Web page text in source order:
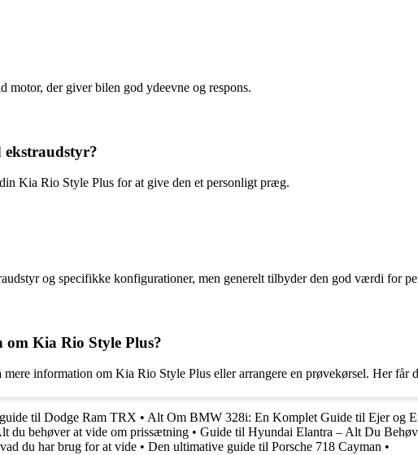
der giver bilen god ydeevne og respons.
ekstraudstyr?
Kia Rio Style Plus for at give den et personligt præg.
og specifikke konfigurationer, men generelt tilbyder den god værdi for
Kia Rio Style Plus?
information om Kia Rio Style Plus eller arrangere en prøvekørsel. Her
til Dodge Ram TRX • Alt Om BMW 328i: En Komplet Guide til Ejer og
du behøver at vide om prissætning • Guide til Hyundai Elantra – Alt Du
du har brug for at vide • Den ultimative guide til Porsche 718 Cayman •